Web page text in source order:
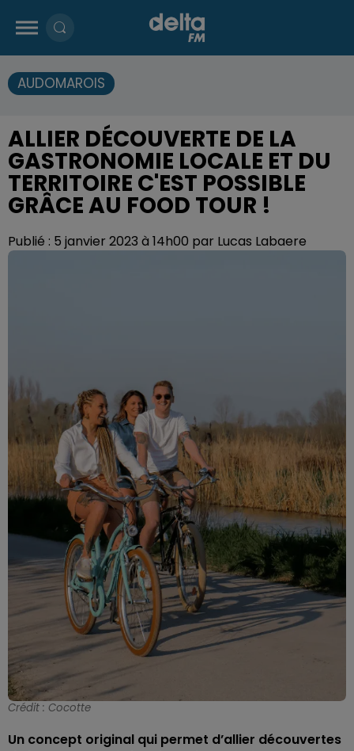
AUDOMAROIS
ALLIER DÉCOUVERTE DE LA
GASTRONOMIE LOCALE ET DU
TERRITOIRE C'EST POSSIBLE
GRÂCE AU FOOD TOUR !
Publié : 5 janvier 2023 à 14h00 par Lucas Labaere
Crédit : Cocotte
Un concept original qui permet d’allier découvertes